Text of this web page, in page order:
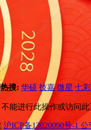
热搜: 华硕 技嘉 微星 七
能进行此操作或访问
沪ICP备13020090号-1